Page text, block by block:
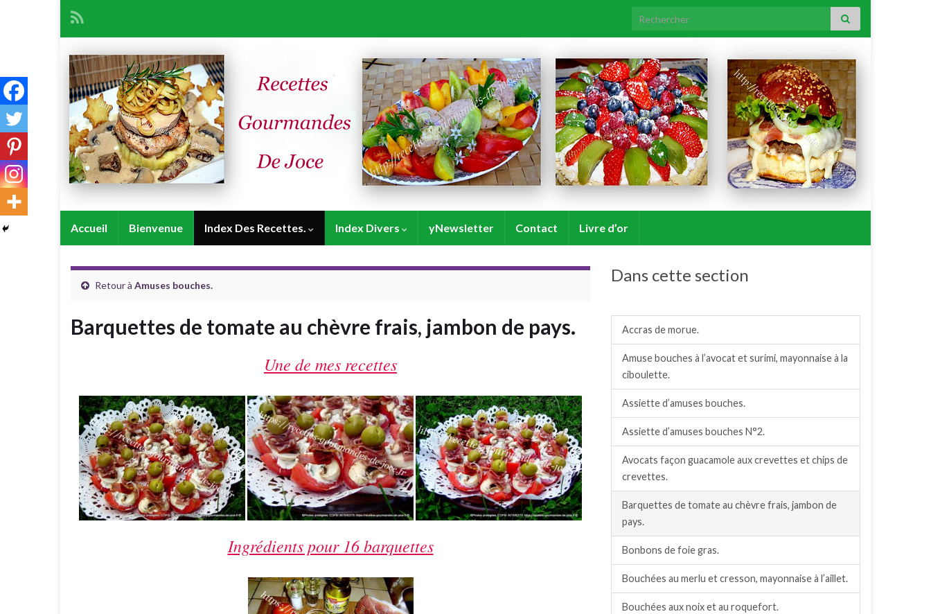
Search for:
Accueil Bienvenue Index Des Recettes. Index Divers yNewsletter Contact Livre d’or
Retour à Amuses bouches.
Barquettes de tomate au chèvre frais, jambon de pays.
Une de mes recettes
Ingrédients pour 16 barquettes
Dans cette section
Accras de morue.
Amuse bouches à l’avocat et surimi, mayonnaise à la
ciboulette.
Assiette d’amuses bouches.
Assiette d’amuses bouches N°2.
Avocats façon guacamole aux crevettes et chips de
crevettes.
Barquettes de tomate au chèvre frais, jambon de
pays.
Bonbons de foie gras.
Bouchées au merlu et cresson, mayonnaise à l’aillet.
Bouchées aux noix et au roquefort.